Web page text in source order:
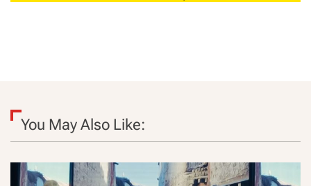
You May Also Like: